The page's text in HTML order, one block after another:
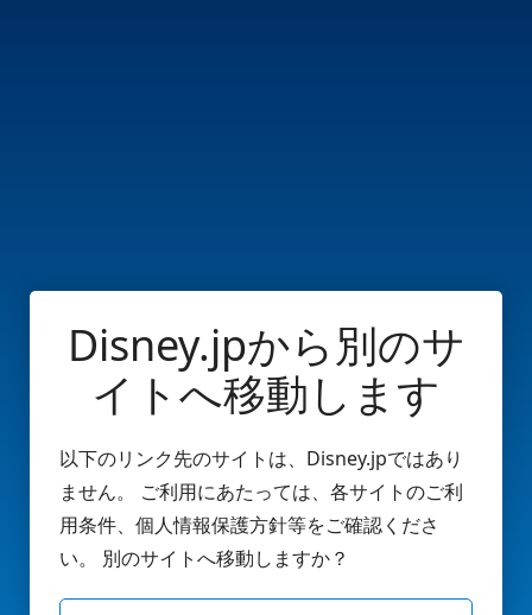
Disney.jpから別のサ
イトへ移動します
以下のリンク先のサイトは、Disney.jpではあり
ません。 ご利用にあたっては、各サイトのご利
用条件、個人情報保護方針等をご確認くださ
い。 別のサイトへ移動しますか？